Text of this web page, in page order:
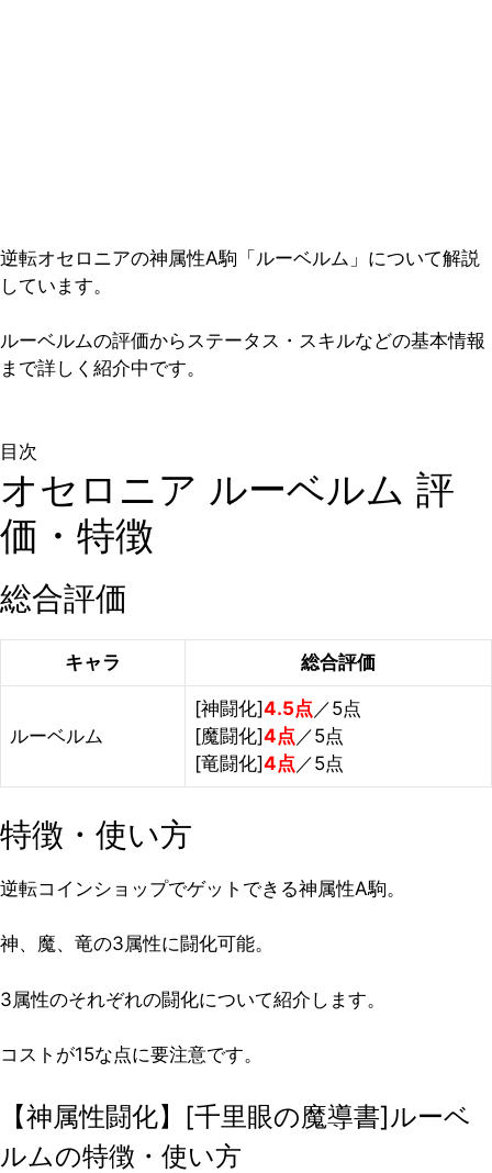
逆転オセロニアの神属性A駒「ルーベルム」について解説
しています。
ルーベルムの評価からステータス・スキルなどの基本情報
まで詳しく紹介中です。
目次
オセロニア ルーベルム 評
価・特徴
総合評価
キャラ 総合評価
ルーベルム
[神闘化]4.5点 ／5点
[魔闘化]4点 ／5点
[竜闘化]4点 ／5点
特徴・使い方
逆転コインショップでゲットできる神属性A駒。
神、魔、竜の3属性に闘化可能。
3属性のそれぞれの闘化について紹介します。
コストが15な点に要注意です。
【神属性闘化】[千里眼の魔導書]ルーベ
ルムの特徴・使い方